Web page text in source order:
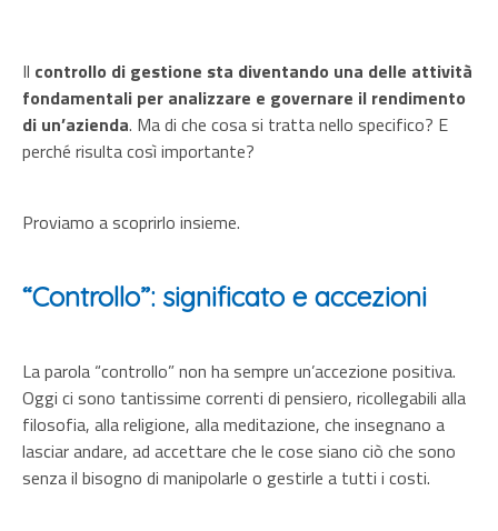
Il controllo di gestione sta diventando una delle attività
fondamentali per analizzare e governare il rendimento
di un’azienda. Ma di che cosa si tratta nello specifico? E
perché risulta così importante?
Proviamo a scoprirlo insieme.
“Controllo”: significato e accezioni
La parola “controllo” non ha sempre un’accezione positiva.
Oggi ci sono tantissime correnti di pensiero, ricollegabili alla
filosofia, alla religione, alla meditazione, che insegnano a
lasciar andare, ad accettare che le cose siano ciò che sono
senza il bisogno di manipolarle o gestirle a tutti i costi.